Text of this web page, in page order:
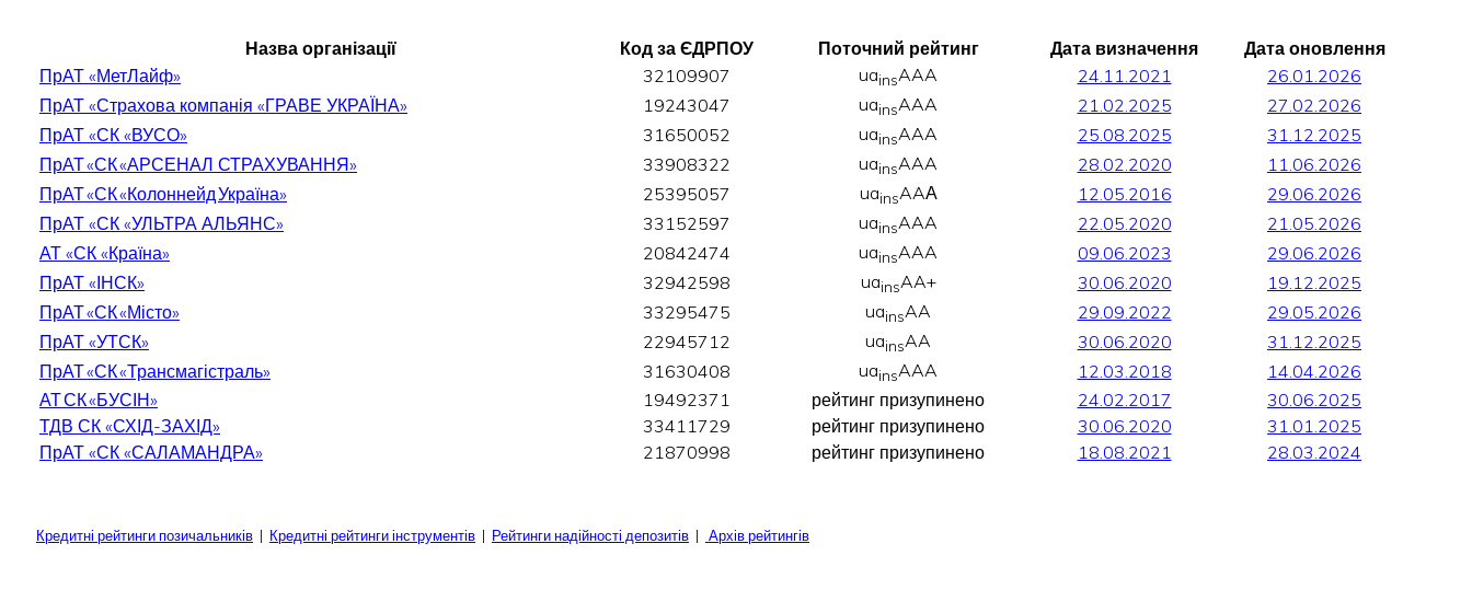
Назва організації Код за ЄДРПОУ Поточний рейтинг Дата визначення
Дата оновлення
ПрАТ «МетЛайф»
32109907 uainsAAA 24.11.2021
26.01.2026
ПрАТ «Страхова компанія «ГРАВЕ УКРАЇНА»
19243047 uainsAAA 21.02.2025
27.02.2026
ПрАТ «СК «ВУСО»
31650052 uainsAAA 25.08.2025
31.12.2025
ПрАТ «СК «АРСЕНАЛ СТРАХУВАННЯ»
33908322 uainsAAA 28.02.2020
11.06.2026
ПрАТ «СК «Колоннейд Україна»
25395057 uainsAAА 12.05.2016
29.06.2026
ПрАТ «СК «УЛЬТРА АЛЬЯНС»
33152597 uainsAAA 22.05.2020
21.05.2026
АТ «СК «Країна»
20842474 uainsAAA 09.06.2023
29.06.2026
ПрАТ «ІНСК»
32942598 uainsAA+ 30.06.2020
19.12.2025
ПрАТ «СК «Місто»
33295475 uainsAA 29.09.2022
29.05.2026
ПрАТ «УТСК»
22945712 uainsAA 30.06.2020
31.12.2025
ПрАТ «СК «Трансмагістраль»
31630408 uainsAAA 12.03.2018
14.04.2026
АТ СК «БУСІН»
19492371 рейтинг призупинено 24.02.2017
30.06.2025
ТДВ СК «СХІД-ЗАХІД»
33411729 рейтинг призупинено 30.06.2020
31.01.2025
ПрАТ «СК «САЛАМАНДРА»
21870998 рейтинг призупинено 18.08.2021 28.03.2024
Кредитні рейтинги позичальників | Кредитні рейтинги інструментів | Рейтинги надійності депозитів | Архів рейтингів